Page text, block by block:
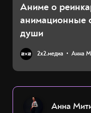
Аниме о
анимационные
души
2х2.медиа Анна
Анна